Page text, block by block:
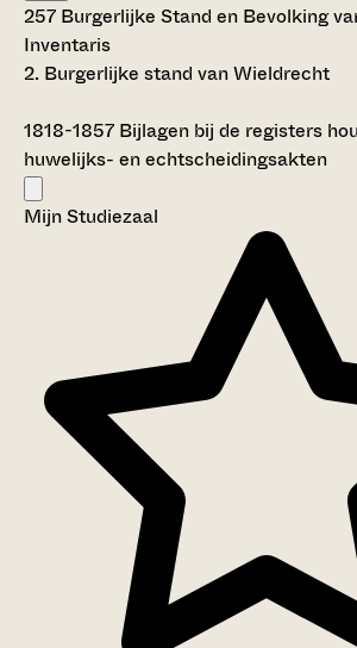
257 Burgerlijke Stand en Bevolking
Inventaris
2. Burgerlijke stand van Wieldrecht
1818-1857 Bijlagen bij de registers
huwelijks- en echtscheidingsakten
Mijn Studiezaal